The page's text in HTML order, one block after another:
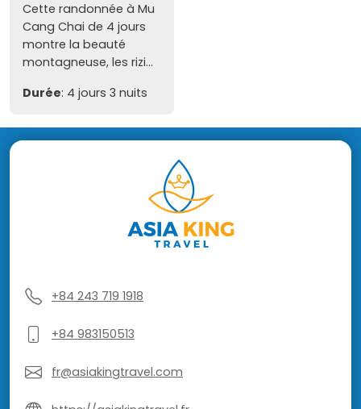
Cette randonnée à Mu
Cang Chai de 4 jours
montre la beauté
montagneuse, les rizi...
Durée: 4 jours 3 nuits
+84 243 719 1918
+84 983150513
fr@asiakingtravel.com